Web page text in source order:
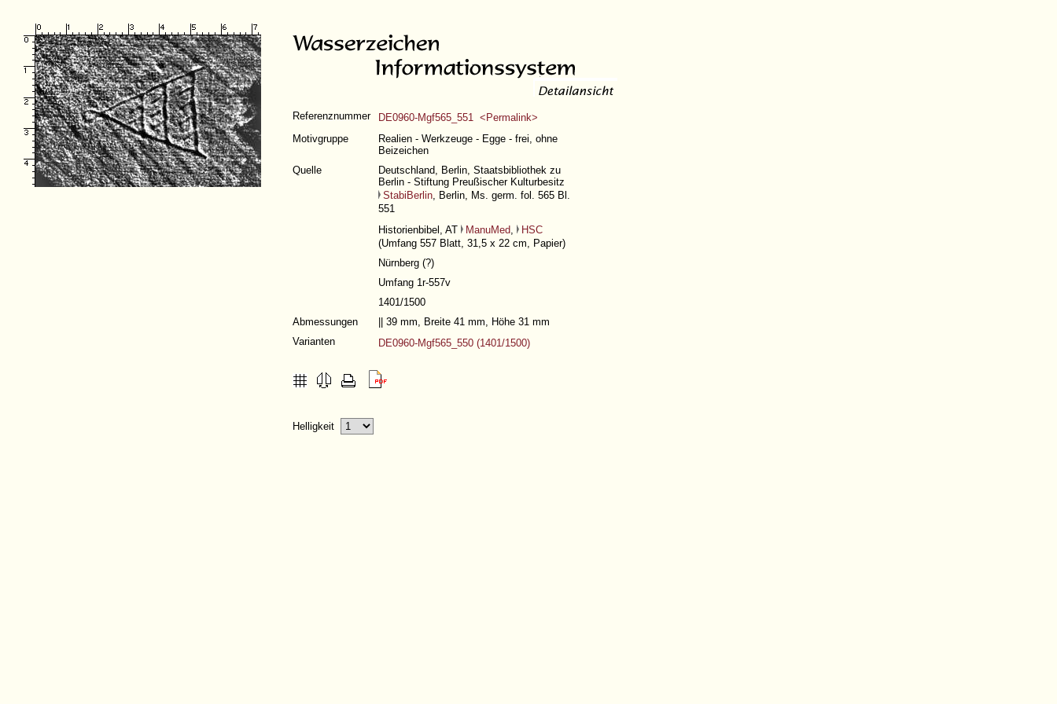
Referenznummer
DE0960-Mgf565_551 <Permalink>
Motivgruppe
Realien - Werkzeuge - Egge - frei, ohne
Beizeichen
Quelle
Deutschland, Berlin, Staatsbibliothek zu
Berlin - Stiftung Preußischer Kulturbesitz
StabiBerlin, Berlin, Ms. germ. fol. 565 Bl.
551
Historienbibel, AT
ManuMed,
HSC
(Umfang 557 Blatt, 31,5 x 22 cm, Papier)
Nürnberg (?)
Umfang 1r-557v
1401/1500
Abmessungen
|| 39 mm, Breite 41 mm, Höhe 31 mm
Varianten
DE0960-Mgf565_550 (1401/1500)
Helligkeit